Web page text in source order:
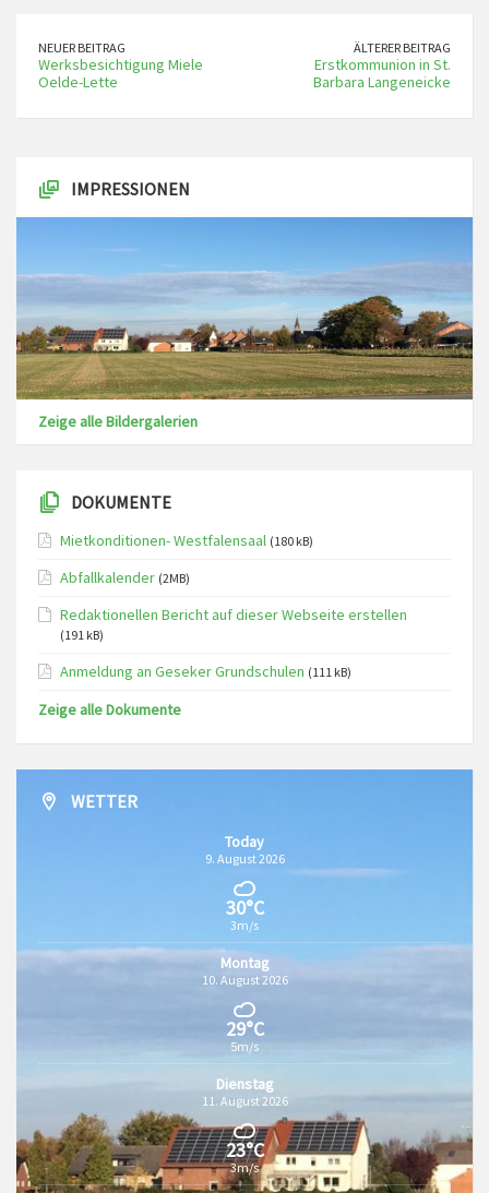
NEUER BEITRAG
Werksbesichtigung Miele
Oelde-Lette
ÄLTERER BEITRAG
Erstkommunion in St.
Barbara Langeneicke
IMPRESSIONEN
Zeige alle Bildergalerien
DOKUMENTE
Mietkonditionen- Westfalensaal (180 kB)
Abfallkalender (2MB)
Redaktionellen Bericht auf dieser Webseite erstellen
(191 kB)
Anmeldung an Geseker Grundschulen (111 kB)
Zeige alle Dokumente
WETTER
Today
9. August 2026
30°C
3m/s
Montag
10. August 2026
29°C
5m/s
Dienstag
11. August 2026
23°C
3m/s